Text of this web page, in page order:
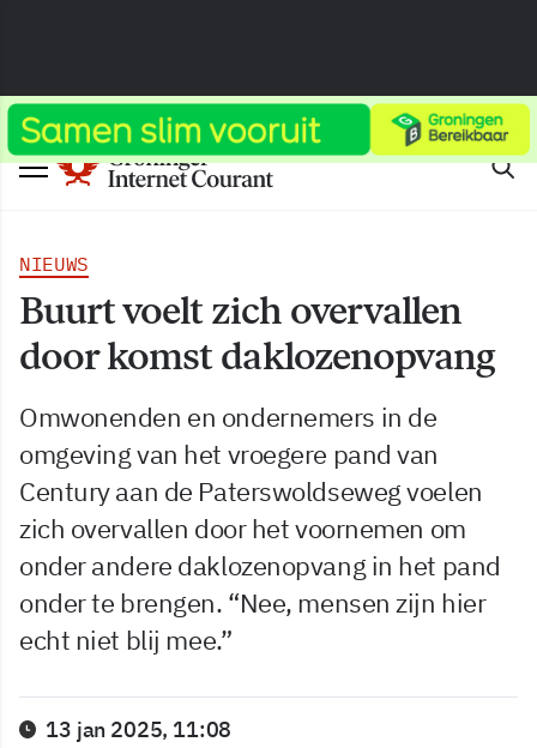
NIEUWS
Buurt voelt zich overvallen
door komst daklozenopvang
Omwonenden en ondernemers in de
omgeving van het vroegere pand van
Century aan de Paterswoldseweg voelen
zich overvallen door het voornemen om
onder andere daklozenopvang in het pand
onder te brengen. “Nee, mensen zijn hier
echt niet blij mee.”
13 jan 2025, 11:08